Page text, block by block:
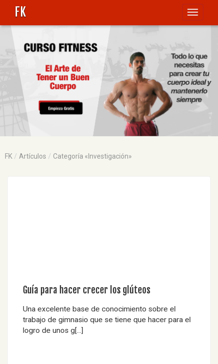
Toggle
FK
FK Artículos Categoría «Investigación»
Guía para hacer crecer los glúteos
Una excelente base de conocimiento sobre el
trabajo de gimnasio que se tiene que hacer para el
logro de unos g[...]